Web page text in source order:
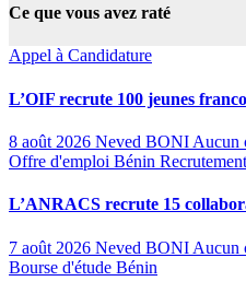
Ce que vous avez raté
Appel à Candidature
L’OIF recrute 100 jeunes
8 août 2026 Neved BONI Aucun
Offre d'emploi Bénin Recrutement
L’ANRACS recrute 15
7 août 2026 Neved BONI Aucun
Bourse d'étude Bénin